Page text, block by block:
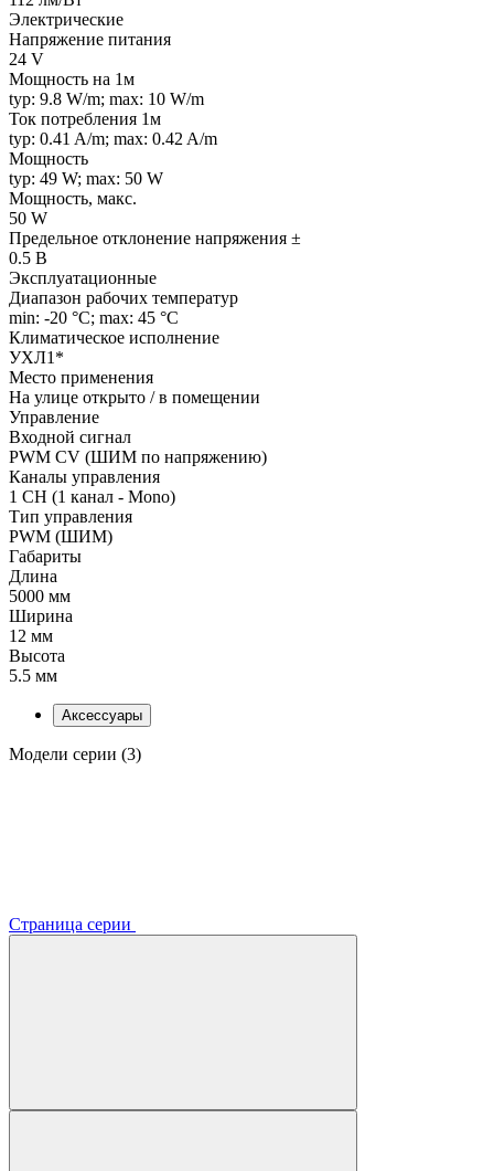
Электрические
Напряжение питания
24 V
Мощность на 1м
typ: 9.8 W/m; max: 10 W/m
Ток потребления 1м
typ: 0.41 A/m; max: 0.42 A/m
Мощность
typ: 49 W; max: 50 W
Мощность, макс.
50 W
Предельное отклонение напряжения ±
0.5 В
Эксплуатационные
Диапазон рабочих температур
min: -20 °C; max: 45 °C
Климатическое исполнение
УХЛ1*
Место применения
На улице открыто / в помещении
Управление
Входной сигнал
PWM СV (ШИМ по напряжению)
Каналы управления
1 CH (1 канал - Mono)
Тип управления
PWM (ШИМ)
Габариты
Длина
5000 мм
Ширина
12 мм
Высота
5.5 мм
Аксессуары
Модели серии (3)
Страница серии